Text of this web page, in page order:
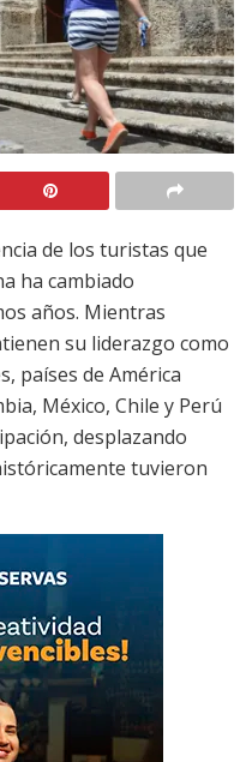
de los turistas que
ha cambiado
años. Mientras
su liderazgo como
países de América
México, Chile y Perú
desplazando
tuvieron